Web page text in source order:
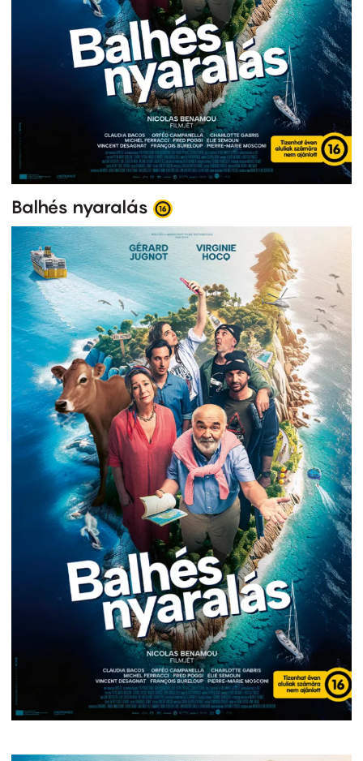
Balhés nyaralás